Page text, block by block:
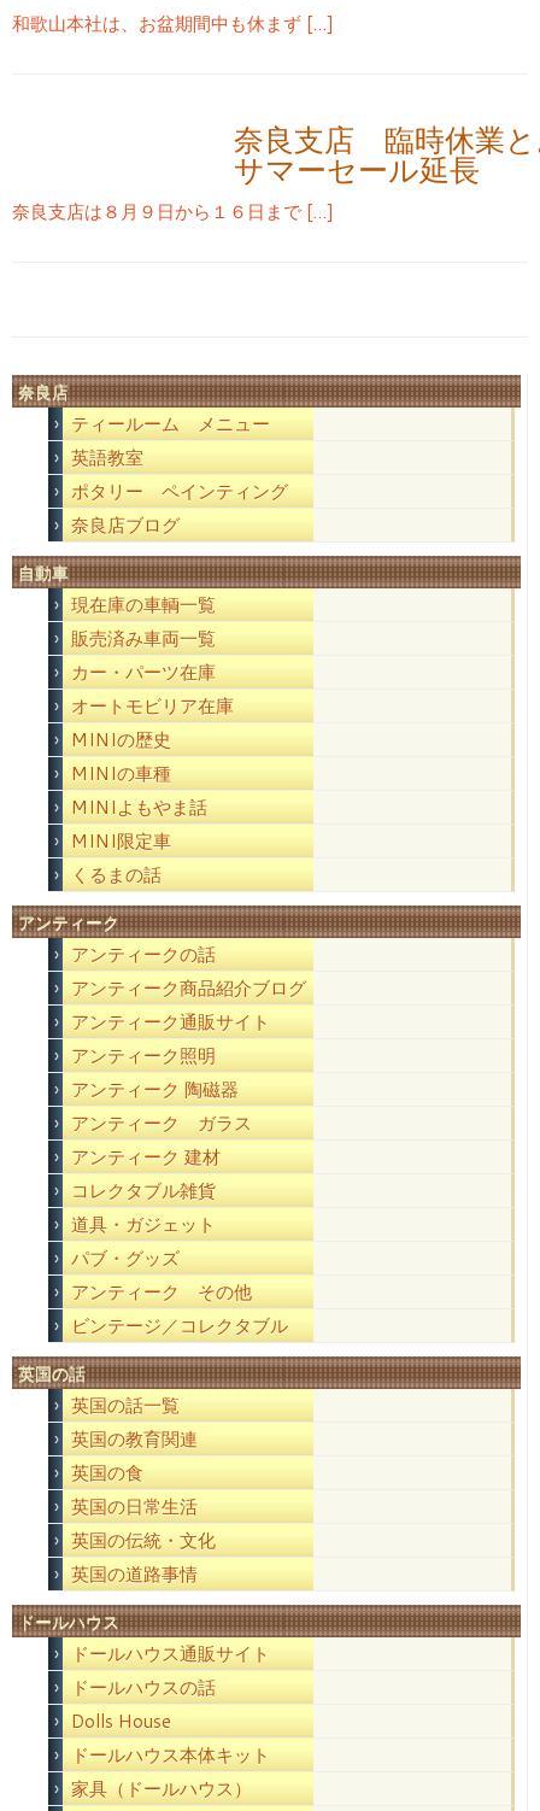
和歌山本社は、お盆期間中も休まず […]
奈良支店 臨時休業
サマーセール延長
奈良支店は８月９日から１６日まで […]
奈良店
ティールーム メニュー
英語教室
ポタリー ペインティング
奈良店ブログ
自動車
現在庫の車輌一覧
販売済み車両一覧
カー・パーツ在庫
オートモビリア在庫
MINIの歴史
MINIの車種
MINIよもやま話
MINI限定車
くるまの話
アンティーク
アンティークの話
アンティーク商品紹介ブログ
アンティーク通販サイト
アンティーク照明
アンティーク 陶磁器
アンティーク ガラス
アンティーク 建材
コレクタブル雑貨
道具・ガジェット
パブ・グッズ
アンティーク その他
ビンテージ／コレクタブル
英国の話
英国の話一覧
英国の教育関連
英国の食
英国の日常生活
英国の伝統・文化
英国の道路事情
ドールハウス
ドールハウス通販サイト
ドールハウスの話
Dolls House
ドールハウス本体キット
家具（ドールハウス）